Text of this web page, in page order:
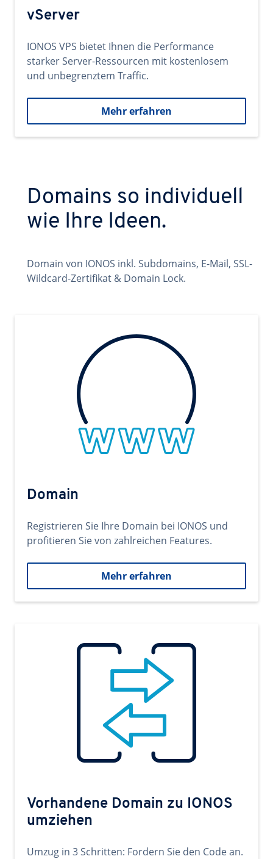
vServer
IONOS VPS bietet Ihnen die Performance
starker Server-Ressourcen mit kostenlosem
und unbegrenztem Traffic.
Mehr erfahren
Domains so individuell
wie Ihre Ideen.
Domain von IONOS inkl. Subdomains, E-Mail, SSL-
Wildcard-Zertifikat & Domain Lock.
Domain
Registrieren Sie Ihre Domain bei IONOS und
profitieren Sie von zahlreichen Features.
Mehr erfahren
Vorhandene Domain zu IONOS
umziehen
Umzug in 3 Schritten: Fordern Sie den Code an.